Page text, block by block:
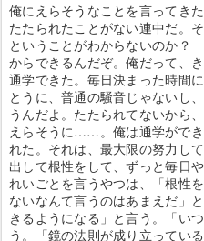
俺にえらそうなことを言ってき
たたられたことがない連中だ。
ということがわからないのか？
からできるんだぞ。俺だって、
通学できた。毎日決まった時間
とうに、普通の騒音じゃないし
うんだよ。たたられてないから
えらそうに……。俺は通学がで
れた。それは、最大限の努力し
出して根性をして、ずっと毎日
れいごとを言うやつは、「根性
ないなんて言うのはあまえだ」
きるようになる」と言う。「い
う。「鏡の法則が成り立ってい